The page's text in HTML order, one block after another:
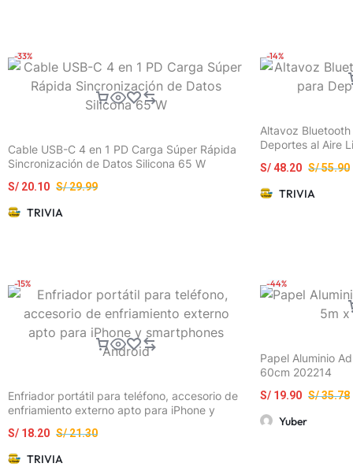
-33%
Cable USB-C 4 en 1 PD Carga Súper Rápida
Sincronización de Datos Silicona 65 W
S/29.99
S/ 20.10
TRIVIA
-14%
Altavoz
Deportes al Aire
S/55.90
S/48.20
TRIVIA
-15%
Enfriador portátil para teléfono, accesorio de
enfriamiento externo apto para iPhone y
S/21.30
S/ 18.20
TRIVIA
-44%
Papel Aluminio
60cm 202214
S/35.78
S/ 19.90
Yuber